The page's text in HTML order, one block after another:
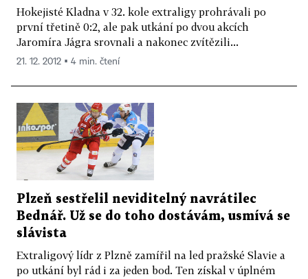
Hokejisté Kladna v 32. kole extraligy prohrávali po
první třetině 0:2, ale pak utkání po dvou akcích
Jaromíra Jágra srovnali a nakonec zvítězili...
21. 12. 2012 ▪ 4 min. čtení
Plzeň sestřelil neviditelný navrátilec
Bednář. Už se do toho dostávám, usmívá se
slávista
Extraligový lídr z Plzně zamířil na led pražské Slavie a
po utkání byl rád i za jeden bod. Ten získal v úplném